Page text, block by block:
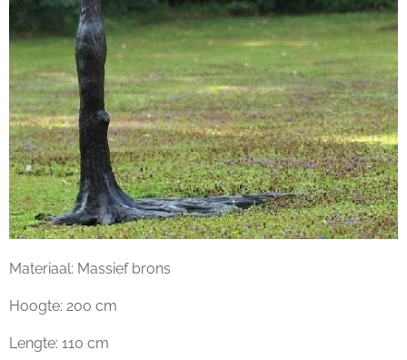
Materiaal: Massief brons
Hoogte: 200 cm
Lengte: 110 cm